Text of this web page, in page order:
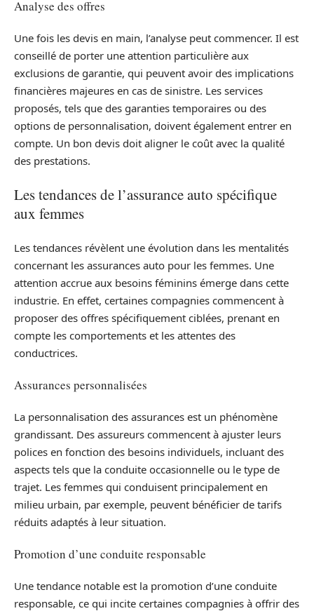
Analyse des offres
Une fois les devis en main, l’analyse peut commencer. Il est
conseillé de porter une attention particulière aux
exclusions de garantie, qui peuvent avoir des implications
financières majeures en cas de sinistre. Les services
proposés, tels que des garanties temporaires ou des
options de personnalisation, doivent également entrer en
compte. Un bon devis doit aligner le coût avec la qualité
des prestations.
Les tendances de l’assurance auto spécifique
aux femmes
Les tendances révèlent une évolution dans les mentalités
concernant les assurances auto pour les femmes. Une
attention accrue aux besoins féminins émerge dans cette
industrie. En effet, certaines compagnies commencent à
proposer des offres spécifiquement ciblées, prenant en
compte les comportements et les attentes des
conductrices.
Assurances personnalisées
La personnalisation des assurances est un phénomène
grandissant. Des assureurs commencent à ajuster leurs
polices en fonction des besoins individuels, incluant des
aspects tels que la conduite occasionnelle ou le type de
trajet. Les femmes qui conduisent principalement en
milieu urbain, par exemple, peuvent bénéficier de tarifs
réduits adaptés à leur situation.
Promotion d’une conduite responsable
Une tendance notable est la promotion d’une conduite
responsable, ce qui incite certaines compagnies à offrir des